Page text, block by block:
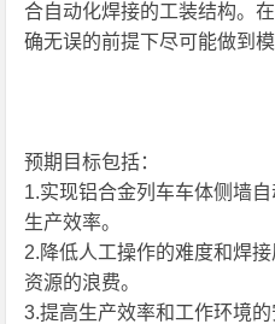
合自动化焊接的工装结构。
确无误的前提下尽可能做到模
预期目标包括：
1.实现铝合金列车车体侧墙
生产效率。
2.降低人工操作的难度和焊
资源的浪费。
3.提高生产效率和工作环境